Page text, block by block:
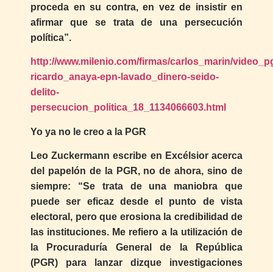
proceda en su contra, en vez de insistir en
afirmar que se trata de una persecución
política”.
http://www.milenio.com/firmas/carlos_marin/
ricardo_anaya-epn-lavado_dinero-seido-
delito-
persecucion_politica_18_1134066603.html
Yo ya no le creo a la PGR
Leo Zuckermann escribe en Excélsior acerca
del papelón de la PGR, no de ahora, sino de
siempre: “Se trata de una maniobra que
puede ser eficaz desde el punto de vista
electoral, pero que erosiona la credibilidad de
las instituciones. Me refiero a la utilización de
la Procuraduría General de la República
(PGR) para lanzar dizque investigaciones